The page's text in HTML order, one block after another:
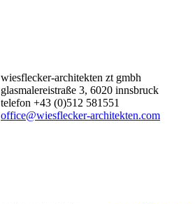
wiesflecker-architekten zt gmbh
glasmalereistraße 3, 6020 innsbruck
telefon +43 (0)512 581551
office@wiesflecker-architekten.com